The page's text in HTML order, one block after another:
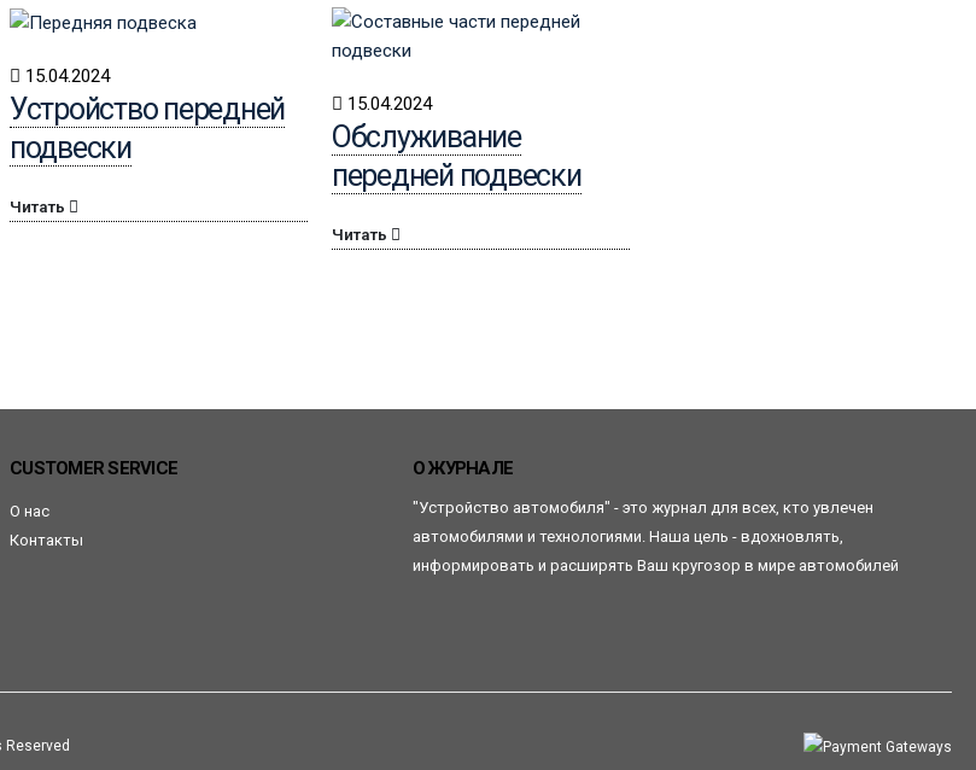
15.04.2024
Устройство передней
подвески
Читать
15.04.2024
Обслуживание
передней подвески
Читать
CUSTOMER SERVICE
О нас
Контакты
О ЖУРНАЛЕ
"Устройство автомобиля" - это журнал для всех, кто увлечен
автомобилями и технологиями. Наша цель - вдохновлять,
информировать и расширять Ваш кругозор в мире автомобилей
Reserved